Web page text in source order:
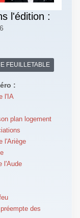
l'édition :
FEUILLETABLE
:
l'IA
plan logement
l'Ariège
l'Aude
des